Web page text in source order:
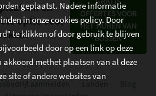
geplaatst. Nadere informatie
in onze cookies policy. Door
te klikken of door gebruik te blijven
door op een link op deze
methet plaatsen van al deze
site of andere websites van
en
optie voor
OFFERTES VOOR
HET HUREN VAN
BUSSEN